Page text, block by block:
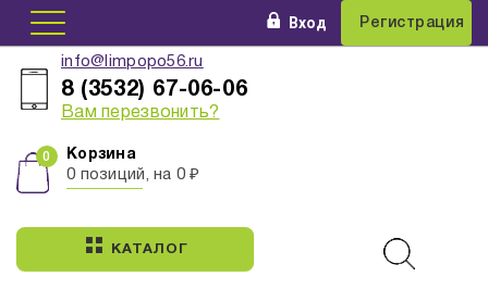
Вход Регистрация
info@limpopo56.ru
8 (3532) 67-06-06
Вам перезвонить?
Корзина
0 позиций, на 0 ₽
КАТАЛОГ